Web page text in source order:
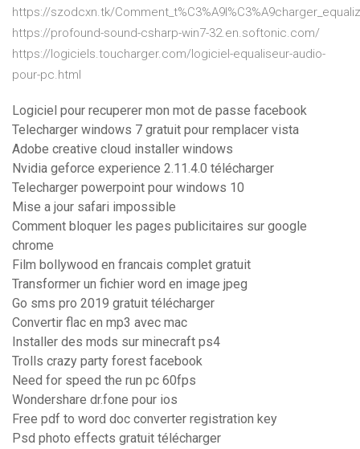
https://szodcxn.tk/
https://profound-sound-csharp-win7-32.en.softonic.com/
https://logiciels.toucharger.com/logiciel-equaliseur-audio-
pour-pc.html
Logiciel pour recuperer mon mot de passe facebook
Telecharger windows 7 gratuit pour remplacer vista
Adobe creative cloud installer windows
Nvidia geforce experience 2.11.4.0 télécharger
Telecharger powerpoint pour windows 10
Mise a jour safari impossible
Comment bloquer les pages publicitaires sur google
chrome
Film bollywood en francais complet gratuit
Transformer un fichier word en image jpeg
Go sms pro 2019 gratuit télécharger
Convertir flac en mp3 avec mac
Installer des mods sur minecraft ps4
Trolls crazy party forest facebook
Need for speed the run pc 60fps
Wondershare dr.fone pour ios
Free pdf to word doc converter registration key
Psd photo effects gratuit télécharger